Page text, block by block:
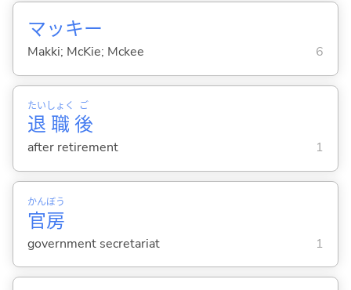
マッキー
Makki; McKie; Mckee 6
退
たい
職
しょく
後
ご
after retirement 1
官
かん
房
ぼう
government secretariat 1